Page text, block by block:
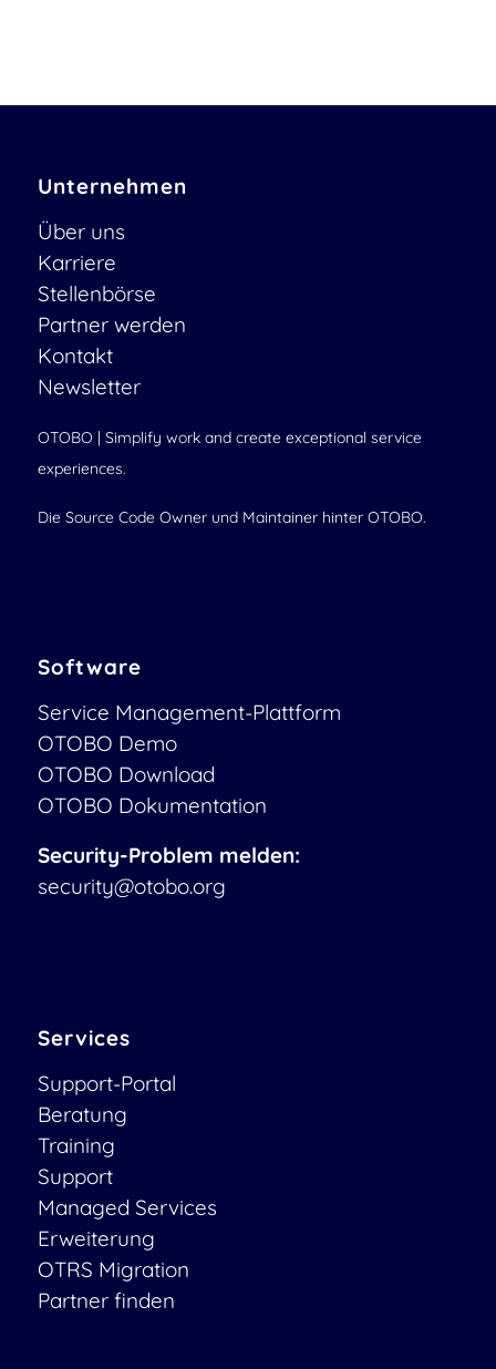
Unternehmen
Über uns
Karriere
Stellenbörse
Partner werden
Kontakt
Newsletter
OTOBO | Simplify work and create exceptional service
experiences.
Die Source Code Owner und Maintainer hinter OTOBO.
Software
Service Management-Plattform
OTOBO Demo
OTOBO Download
OTOBO Dokumentation
Security-Problem melden:
security@otobo.org
Services
Support-Portal
Beratung
Training
Support
Managed Services
Erweiterung
OTRS Migration
Partner finden